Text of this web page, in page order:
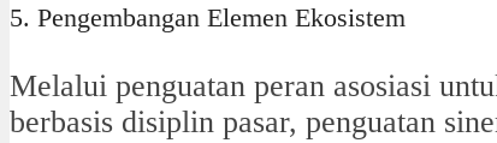
5. Pengembangan Elemen Ekosistem
Melalui penguatan peran asosiasi
berbasis disiplin pasar, penguatan